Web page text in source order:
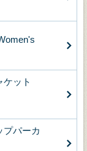
ケット
プパーカ